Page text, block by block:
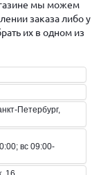
мы можем
заказа либо у
их в одном из
Петербург,
вс 09:00-